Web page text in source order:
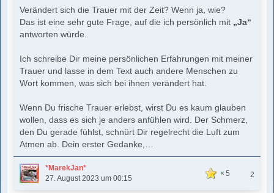
Verändert sich die Trauer mit der Zeit? Wenn ja, wie?
Das ist eine sehr gute Frage, auf die ich persönlich mit „Ja“
antworten würde.
Ich schreibe Dir meine persönlichen Erfahrungen mit meiner
Trauer und lasse in dem Text auch andere Menschen zu
Wort kommen, was sich bei ihnen verändert hat.
Wenn Du frische Trauer erlebst, wirst Du es kaum glauben
wollen, dass es sich je anders anfühlen wird. Der Schmerz,
den Du gerade fühlst, schnürt Dir regelrecht die Luft zum
Atmen ab. Dein erster Gedanke,…
*MarekJan*
27. August 2023 um 00:15
5 2